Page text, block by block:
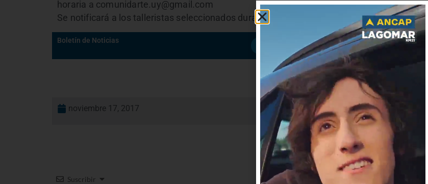
horaria a comunidarte.uy@gmail.com
Se notificará a los talleristas seleccionados durante los últimos días de febrero 2018.
Boletín de Noticias
noviembre 17, 2017
Suscribir